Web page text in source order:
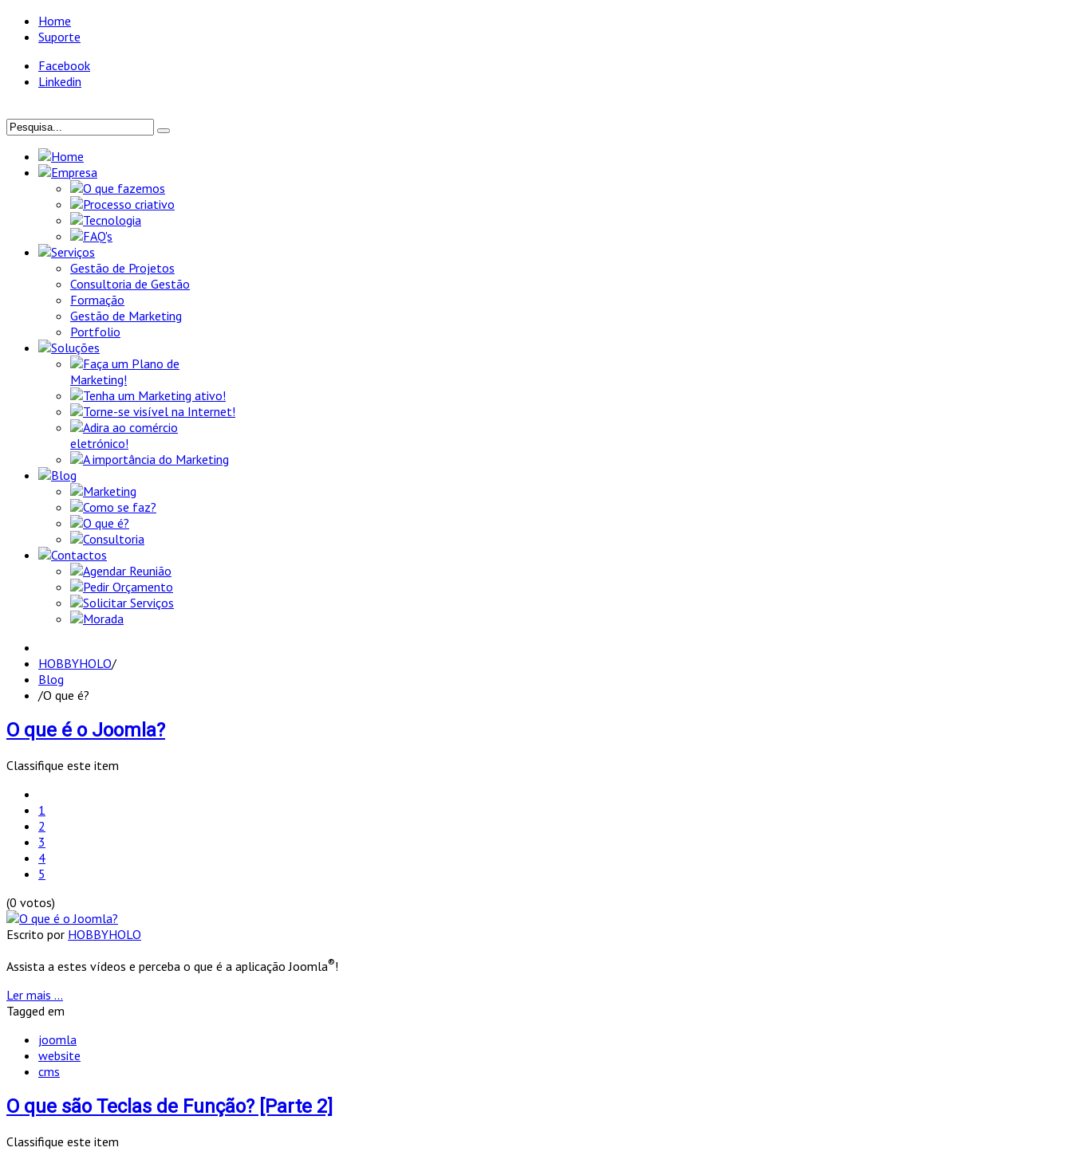
Home
Suporte
Facebook
Linkedin
Home
Empresa
O que fazemos
Processo criativo
Tecnologia
FAQ's
Serviços
Gestão de Projetos
Consultoria de Gestão
Formação
Gestão de Marketing
Portfolio
Soluções
Faça um Plano de
Marketing!
Tenha um Marketing ativo!
Torne-se visível na Internet!
Adira ao comércio
eletrónico!
A importância do Marketing
Blog
Marketing
Como se faz?
O que é?
Consultoria
Contactos
Agendar Reunião
Pedir Orçamento
Solicitar Serviços
Morada
HOBBYHOLO/
Blog
/O que é?
O que é o Joomla?
Classifique este item
1
2
3
4
5
(0 votos)
Escrito por HOBBYHOLO
Assista a estes vídeos e perceba o que é a aplicação Joomla®!
Ler mais ...
Tagged em
joomla
website
cms
O que são Teclas de Função? [Parte 2]
Classifique este item